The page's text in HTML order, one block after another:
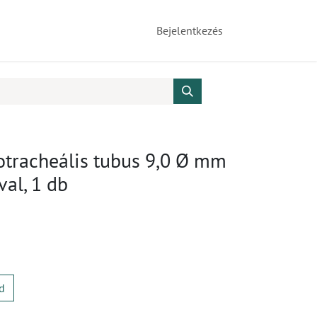
Bejelentkezés
tubus 9,0 Ø mm
1 db